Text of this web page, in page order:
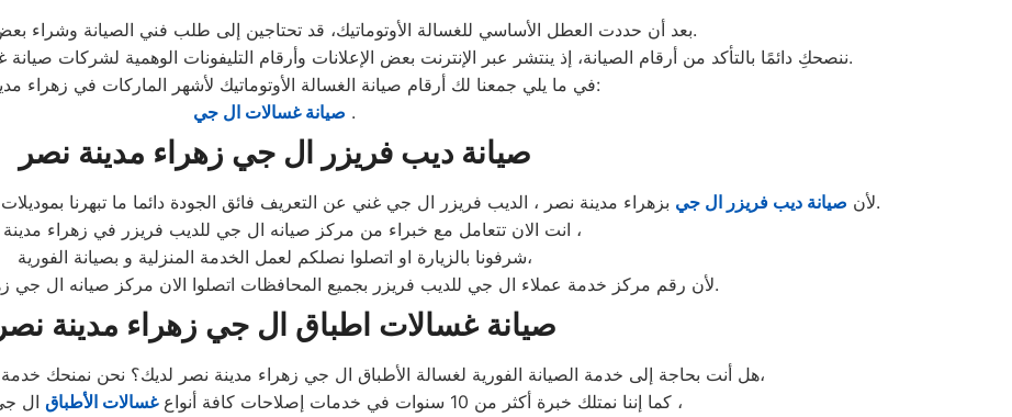
بعد أن حددت العطل الأساسي للغسالة الأوتوماتيك، قد تحتاجين إلى طلب فني الصيانة وشراء بعض قطع الغيار الأصلية.
ننصحكِ دائمًا بالتأكد من أرقام الصيانة، إذ ينتشر عبر الإنترنت بعض الإعلانات وأرقام التليفونات الوهمية لشركات صيانة غير معروفة، ما قد يعرضك لعمليات النصب.
في ما يلي جمعنا لك أرقام صيانة الغسالة الأوتوماتيك لأشهر الماركات في زهراء مدينة نصر:
صيانة غسالات ال جي .
صيانة ديب فريزر ال جي زهراء مدينة نصر
لأن صيانة ديب فريزر ال جي
بزهراء مدينة نصر ، الديب فريزر ال جي غني عن التعريف فائق الجودة دائما ما تبهرنا بموديلات فريدة و مختلفة التقنية عن مثيلاتها انها ال جي.
انت الان تتعامل مع خبراء من مركز صيانه ال جي للديب فريزر في زهراء مدينة نصر ،
شرفونا بالزيارة او اتصلوا نصلكم لعمل الخدمة المنزلية و بصيانة الفورية،
لأن رقم مركز خدمة عملاء ال جي للديب فريزر بجميع المحافظات اتصلوا الان مركز صيانه ال جي زهراء مدينة نصر مباشرة.
صيانة غسالات اطباق ال جي زهراء مدينة نصر
هل أنت بحاجة إلى خدمة الصيانة الفورية لغسالة الأطباق ال جي زهراء مدينة نصر لديك؟ نحن نمنحك خدمة الصيانة الفورية التي ترغب بها،
كما إننا نمتلك خبرة أكثر من 10 سنوات في خدمات إصلاحات كافة أنواع
غسالات الأطباق
ال جي زهراء مدينة نصر ،